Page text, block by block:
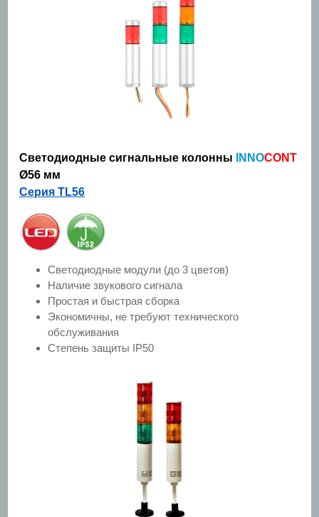
Светодиодные сигнальные колонны INNOCONT
Ø56 мм
Серия TL56
Светодиодные модули (до 3 цветов)
Наличие звукового сигнала
Простая и быстрая сборка
Экономичны, не требуют технического
обслуживания
Степень защиты IP50